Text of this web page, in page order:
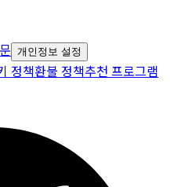
개인정보 설정
정책환불 정책추천 프로그램